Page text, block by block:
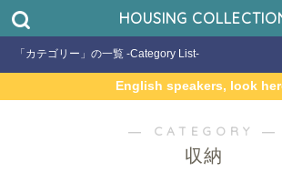
HOUSING
「カテゴリー」の一覧 -Category List-
English speakers, look
― CATEGORY ―
収納